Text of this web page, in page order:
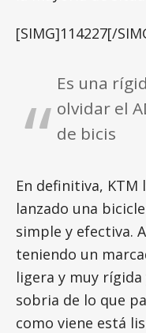
[SIMG]114227[/
Es una
olvidar el
de bicis
En definitiva, KTM
lanzado una
simple y efectiva.
teniendo un
ligera y muy
sobria de lo que
como viene está